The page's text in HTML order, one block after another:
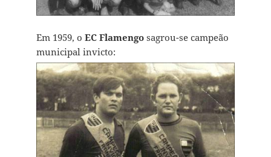
Em 1959, o EC Flamengosagrou-se campeão
municipal invicto: